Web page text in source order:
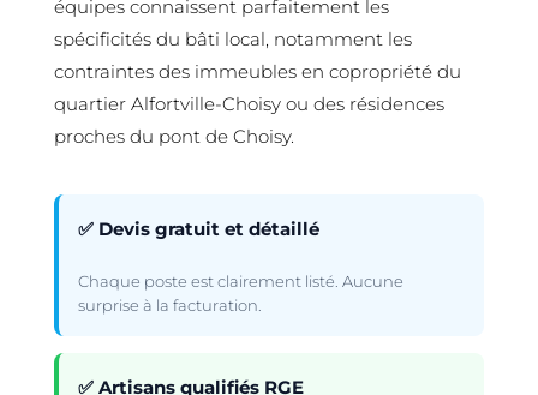
équipes connaissent parfaitement les
spécificités du bâti local, notamment les
contraintes des immeubles en copropriété du
quartier Alfortville-Choisy ou des résidences
proches du pont de Choisy.
✅ Devis gratuit et détaillé
Chaque poste est clairement listé. Aucune
surprise à la facturation.
✅ Artisans qualifiés RGE